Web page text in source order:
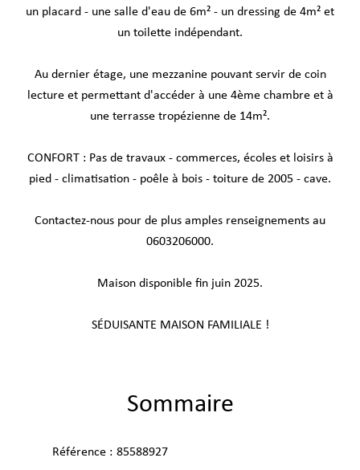
un placard - une salle d'eau de 6m² - un dressing de 4m² et
un toilette indépendant.
Au dernier étage, une mezzanine pouvant servir de coin
lecture et permettant d'accéder à une 4ème chambre et à
une terrasse tropézienne de 14m².
CONFORT : Pas de travaux - commerces, écoles et loisirs à
pied - climatisation - poêle à bois - toiture de 2005 - cave.
Contactez-nous pour de plus amples renseignements au
0603206000.
Maison disponible fin juin 2025.
SÉDUISANTE MAISON FAMILIALE !
Sommaire
Référence 85588927